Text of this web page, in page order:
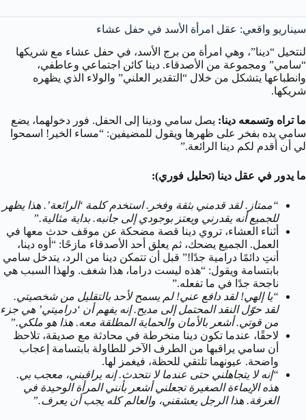
سيناريو واقعي: عقل امرأة الأسد في حفل عشاء
لنتخيل “دينا”، وهي امرأة من برج الأسد، في حفل عشاء مع شريكها
“سامي” ومجموعة من الأصدقاء. دينا كائن اجتماعي وعاطفي،
وانطباعها يتشكل من خلال “التقدير العلني” والولاء الذي يظهره
شريكها.
ما تراه وتسمعه دينا: يصل سامي ودينا إلى الحفل. فور دخولهما، يضع
سامي يده بفخر على ظهرها ويقول للمضيفين: “مساء الخير! اسمحوا
لي أن أقدم لكم دينا الرائعة.”
ما يدور في عقل دينا (تحليل فوري):
“ممتاز. لقد قدمني بثقة وفخر. استخدم كلمة ‘الرائعة’. هذا يظهر
للجميع أنه يقدرني ويعتز بوجودي إلى جانبه. بداية مثالية.”
أثناء العشاء، تروي دينا قصة مضحكة عن موقف حدث معها في
العمل. الجميع يضحك، ثم يعلق أحد الأصدقاء مازحًا: “أوه دينا،
أنتِ دائمًا درامية جدًا!” قبل أن تتمكن دينا من الرد، يتدخل سامي
بابتسامة ويقول: “هذه ليست دراما، هذا شغف. ولهذا السبب هي
ناجحة جدًا في ما تفعله.”
“يا إلهي! لقد دافع عني! لم يسمح لأحد بالتقليل من شخصيتي.
لقد حوّل النقد المحتمل إلى مديح. إنه يفهم أن ‘دراميتي’ هي جزء
من قوتي. أشعر بالأمان والحماية المطلقة معه. هذا هو ملكي.”
لاحقًا، عندما تكون دينا منخرطة في محادثة مع صديقة، تلاحظ
أن سامي يراقبها من الطرف الآخر للطاولة بابتسامة إعجاب
واضحة. عيونهما تلتقي للحظة، فيغمز لها.
“إنه لا يتجاهلني حتى عندما لا نتحدث. إنه يراقبني، معجب بي.
هذه الإيماءة الصغيرة تجعلني أشعر بأنني المرأة الوحيدة في
الغرفة. هذا الرجل يعشقني، والعالم كله يجب أن يعرف.”